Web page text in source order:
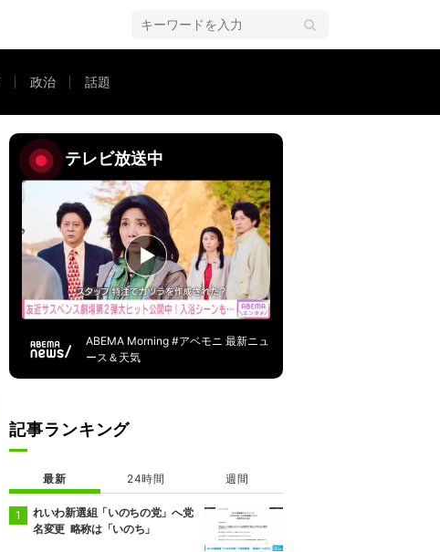
政治 話題
氏「（弁護士業界は）自浄作用がない」「弁護士会も自民党の派閥と一緒」
テレビ放送中
ABEMA Morning #アベモニ 最新ニュ
ース＆天気
記事ランキング
最新 24時間 週間
れいわ新選組「いのちの党」へ党
名変更 略称は「いのち」